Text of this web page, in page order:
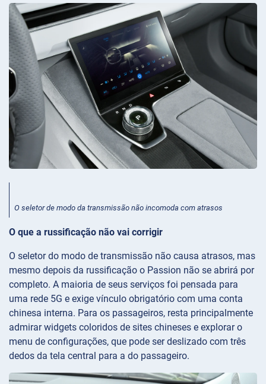
O seletor de modo da transmissão não incomoda com atrasos
O que a russificação não vai corrigir
O seletor do modo de transmissão não causa atrasos, mas
mesmo depois da russificação o Passion não se abrirá por
completo. A maioria de seus serviços foi pensada para
uma rede 5G e exige vínculo obrigatório com uma conta
chinesa interna. Para os passageiros, resta principalmente
admirar widgets coloridos de sites chineses e explorar o
menu de configurações, que pode ser deslizado com três
dedos da tela central para a do passageiro.